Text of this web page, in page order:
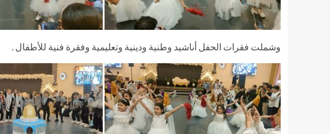
وشملت فقرات الحفل أناشيد وطنية ودينية وتعليمية وفقرة فنية للأطفال .